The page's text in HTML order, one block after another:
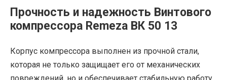
Прочность и надежность Винтового
компрессора Remeza ВК 50 13
Корпус компрессора выполнен из прочной стали,
которая не только защищает его от механических